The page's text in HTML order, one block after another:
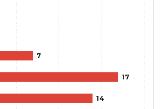
7
17
14